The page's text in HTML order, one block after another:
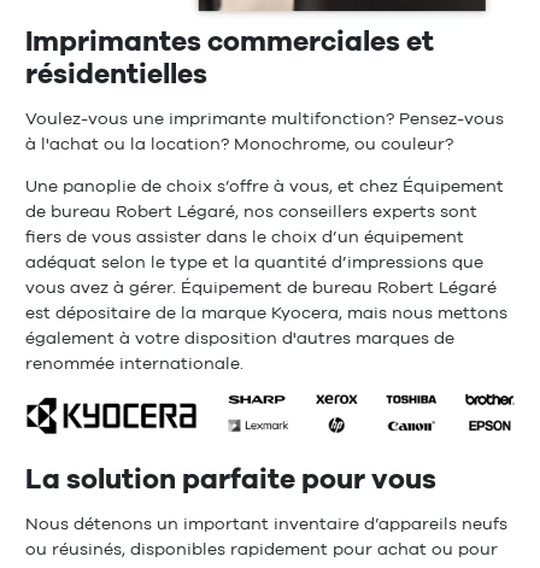
Imprimantes commerciales et
résidentielles
Voulez-vous une imprimante multifonction? Pensez-vous
à l'achat ou la location? Monochrome, ou couleur?
Une panoplie de choix s’offre à vous, et chez Équipement
de bureau Robert Légaré, nos conseillers experts sont
fiers de vous assister dans le choix d’un équipement
adéquat selon le type et la quantité d’impressions que
vous avez à gérer. Équipement de bureau Robert Légaré
est dépositaire de la marque Kyocera, mais nous mettons
également à votre disposition d'autres marques de
renommée internationale.
La solution parfaite pour vous
Nous détenons un important inventaire d’appareils neufs
ou réusinés, disponibles rapidement pour achat ou pour